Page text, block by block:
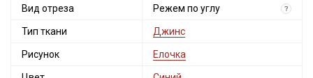
Вид отреза Режем по углу ?
Тип ткани Джинс
Рисунок Елочка